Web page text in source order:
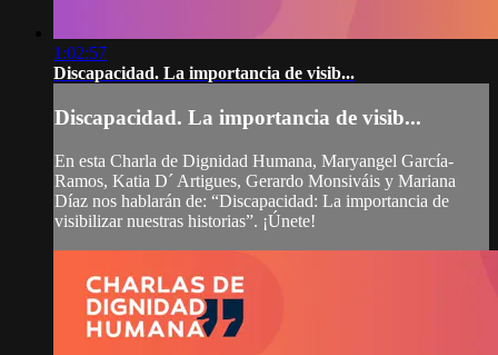
1:02:57
Discapacidad. La importancia de visib...
Discapacidad. La importancia de visib...
En esta Charla de Dignidad Humana, Maryangel García-
Ramos, Katia D´ Artigues, Gerardo Monsiváis y Mariana
Díaz nos hablarán de: “Discapacidad: La importancia de
visibilizar nuestras historias”. ¡Únete!